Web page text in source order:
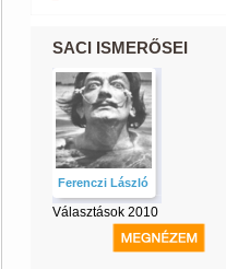
SACI ISMERŐSEI
Ferenczi László
Választások 2010